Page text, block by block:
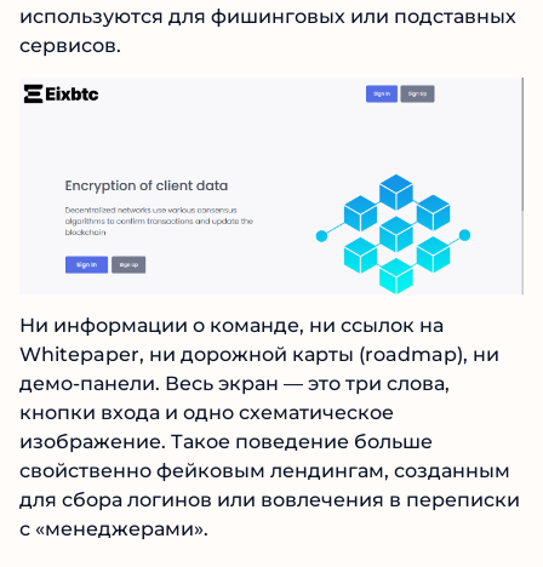
используются для фишинговых или подставных
сервисов.
Ни информации о команде, ни ссылок на
Whitepaper, ни дорожной карты (roadmap), ни
демо-панели. Весь экран — это три слова,
кнопки входа и одно схематическое
изображение. Такое поведение больше
свойственно фейковым лендингам, созданным
для сбора логинов или вовлечения в переписки
с «менеджерами».